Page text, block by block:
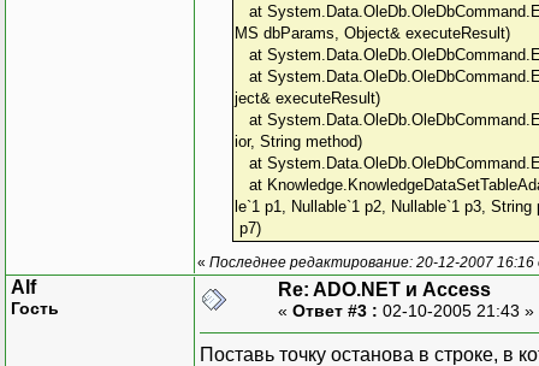
at
MS dbParams, Object& executeResult)
at
at
ject& executeResult)
at
ior, String method)
at
at
le`1 p1, Nullable`1 p2, Nullable`1 p3,
p7)
« Последнее редактирование: 20-12-2007
Alf
Гость
Re: ADO.NET и Access
« Ответ #3 : 02-10-2005 21:43 »
Поставь точку останова в строке, в